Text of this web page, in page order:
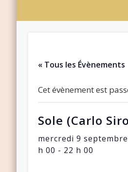
« Tous les Évènements
Cet évènement est
Sole (Carlo
mercredi 9
h 00 - 22 h 00